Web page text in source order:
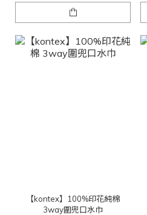
【kontex】100%印花純棉
3way圍兜口水巾